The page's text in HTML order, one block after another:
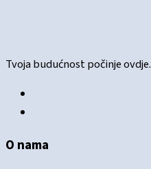
Tvoja budućnost počinje ovdje.
O nama